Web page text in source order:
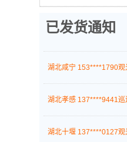
已发货通知
湖北宜昌 131****1231观
湖北咸宁 153****1790观
湖北孝感 137****9441巡
湖北十堰 137****0127观